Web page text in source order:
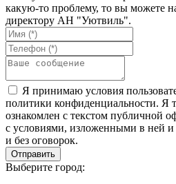
какую-то проблему, то вы можете
директору АН "Уютвиль".
Я принимаю условия
политики конфиденциальности. Я
ознакомлен с текстом публичной
с условиями, изложенными в ней
и без оговорок.
Выберите город: